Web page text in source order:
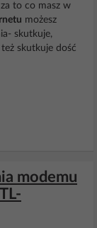
za to co masz w
możesz
skutkuje,
skutkuje dość
modemu